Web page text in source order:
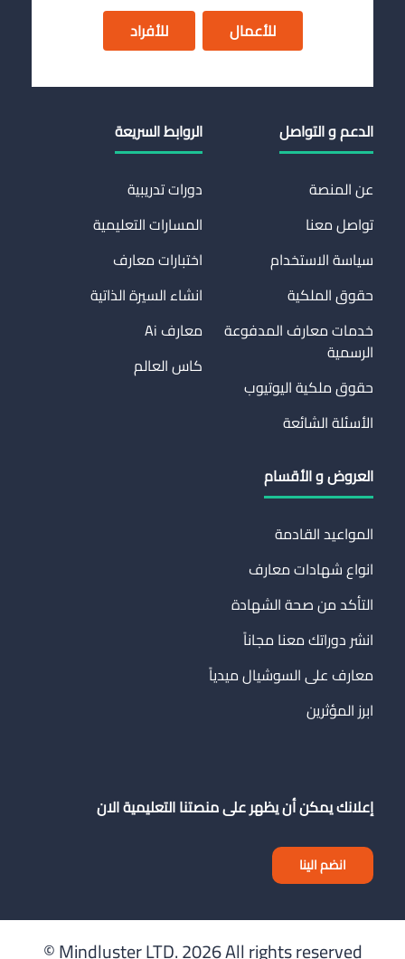
للأعمال للأفراد
الدعم و التواصل
عن المنصة
تواصل معنا
سياسة الاستخدام
حقوق الملكية
خدمات معارف المدفوعة
الرسمية
حقوق ملكية اليوتيوب
الأسئلة الشائعة
الروابط السريعة
دورات تدريبية
المسارات التعليمية
اختبارات معارف
انشاء السيرة الذاتية
معارف Ai
كاس العالم
العروض و الأقسام
المواعيد القادمة
انواع شهادات معارف
التأكد من صحة الشهادة
انشر دوراتك معنا مجاناً
معارف على السوشيال ميدياً
ابرز المؤثرين
إعلانك يمكن أن يظهر على منصتنا التعليمية الان
انضم الينا
Mindluster LTD.2026 All rights reserved ©